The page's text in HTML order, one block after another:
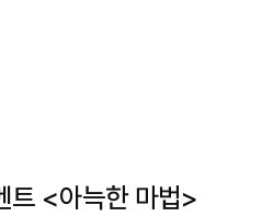
트 <아늑한 마법>